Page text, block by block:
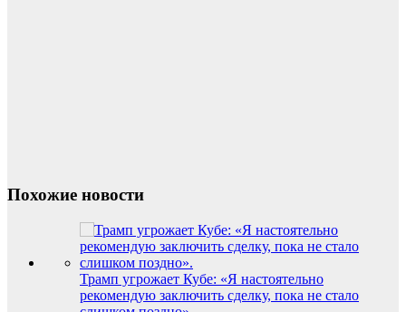
Похожие новости
Трамп угрожает Кубе: «Я настоятельно
рекомендую заключить сделку, пока не стало